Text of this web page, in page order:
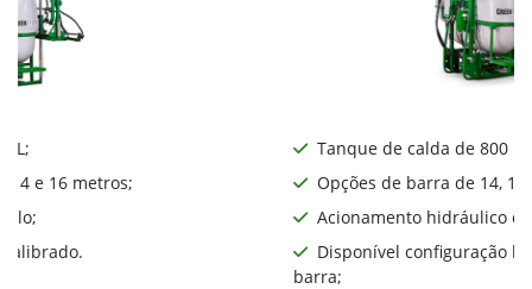
L;
14 e 16 metros;
Tanque de calda de 800 L;
Opções de barra de 14,
Acionamento hidráulico
Disponível configuração
barra;